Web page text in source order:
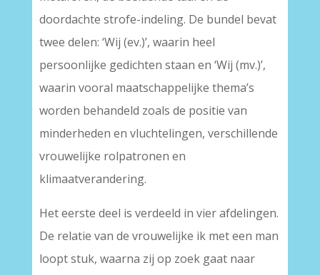
doordachte strofe-indeling. De bundel bevat
twee delen: ‘Wij (ev.)’, waarin heel
persoonlijke gedichten staan en ‘Wij (mv.)’,
waarin vooral maatschappelijke thema’s
worden behandeld zoals de positie van
minderheden en vluchtelingen, verschillende
vrouwelijke rolpatronen en
klimaatverandering.
Het eerste deel is verdeeld in vier afdelingen.
De relatie van de vrouwelijke ik met een man
loopt stuk, waarna zij op zoek gaat naar